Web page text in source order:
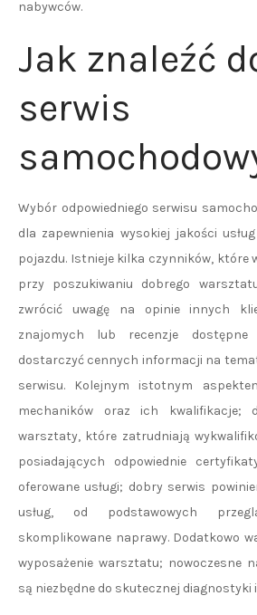
nabywców.
Jak znaleźć
serwis
Wybór odpowiedniego serwisu
dla zapewnienia wysokiej jakości
pojazdu. Istnieje kilka czynników, które
przy poszukiwaniu dobrego
zwrócić uwagę na opinie innych
znajomych lub recenzje
dostarczyć cennych informacji na
serwisu. Kolejnym istotnym
mechaników oraz ich kwalifikacje;
warsztaty, które zatrudniają
posiadających odpowiednie
oferowane usługi; dobry serwis
usług, od podstawowych
skomplikowane naprawy. Dodatkowo
wyposażenie warsztatu; nowoczesne
są niezbędne do skutecznej diagnostyki